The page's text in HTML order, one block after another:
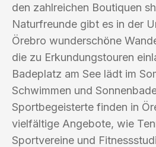
den zahlreichen Boutiquen
Naturfreunde gibt es in der
Örebro wunderschöne
die zu Erkundungstouren
Badeplatz am See lädt im
Schwimmen und
Sportbegeisterte finden in
vielfältige Angebote, wie
Sportvereine und